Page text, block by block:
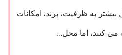
بیشتر به ظرفیت، برند، امکانات
کنند، اما محل...